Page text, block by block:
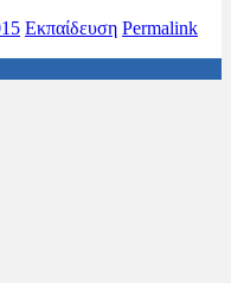
Εκπαίδευση Permalink